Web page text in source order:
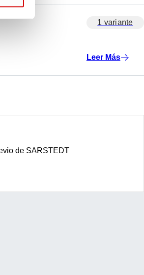
1 variante
Leer Más
de SARSTEDT
TRABAJO PREANALÍTICO